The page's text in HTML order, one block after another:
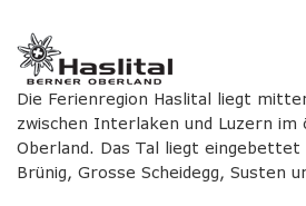
Die Ferienregion Haslital liegt
zwischen Interlaken und Luzern im
Oberland. Das Tal liegt eingebettet
Brünig, Grosse Scheidegg, Susten